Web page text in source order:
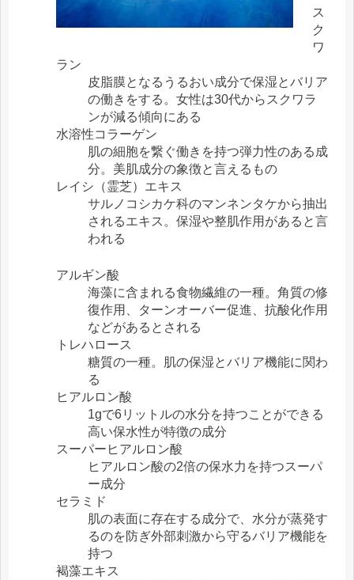
ス
ク
ワ
ラン
皮脂膜となるうるおい成分で保湿とバリア
の働きをする。女性は30代からスクワラ
ンが減る傾向にある
水溶性コラーゲン
肌の細胞を繋ぐ働きを持つ弾力性のある成
分。美肌成分の象徴と言えるもの
レイシ（霊芝）エキス
サルノコシカケ科のマンネンタケから抽出
されるエキス。保湿や整肌作用があると言
われる
アルギン酸
海藻に含まれる食物繊維の一種。角質の修
復作用、ターンオーバー促進、抗酸化作用
などがあるとされる
トレハロース
糖質の一種。肌の保湿とバリア機能に関わ
る
ヒアルロン酸
1gで6リットルの水分を持つことができる
高い保水性が特徴の成分
スーパーヒアルロン酸
ヒアルロン酸の2倍の保水力を持つスーパ
ー成分
セラミド
肌の表面に存在する成分で、水分が蒸発す
るのを防ぎ外部刺激から守るバリア機能を
持つ
褐藻エキス